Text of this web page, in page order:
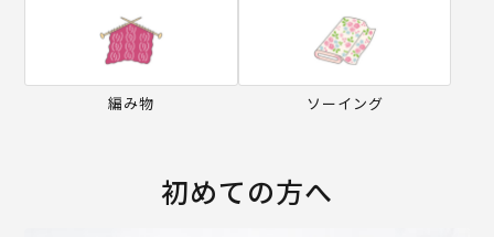
編み物 ソーイング
初めての方へ